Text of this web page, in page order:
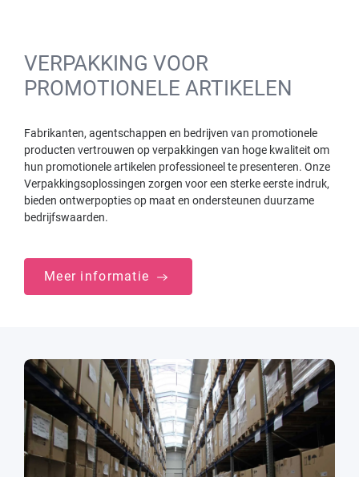
VERPAKKING VOOR
PROMOTIONELE ARTIKELEN
Fabrikanten, agentschappen en bedrijven van promotionele
producten vertrouwen op verpakkingen van hoge kwaliteit om
hun promotionele artikelen professioneel te presenteren. Onze
Verpakkingsoplossingen zorgen voor een sterke eerste indruk,
bieden ontwerpopties op maat en ondersteunen duurzame
bedrijfswaarden.
Meer informatie